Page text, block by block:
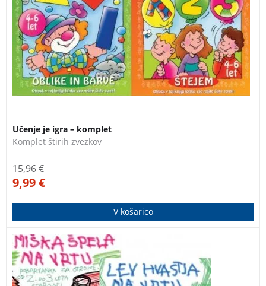
Učenje je igra – komplet
Komplet štirih zvezkov
15,96€
9,99€
V košarico
Štiri pobarvanke za otroke od 2. do 6. leta starosti.